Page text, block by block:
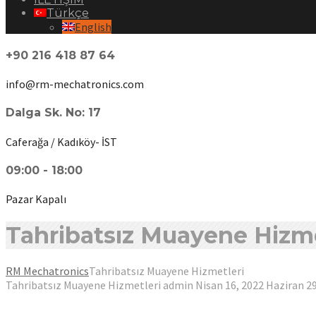
Türkçe
English
+90 216 418 87 64
info@rm-mechatronics.com
Dalga Sk. No: 17
Caferağa / Kadıköy- İST
09:00 - 18:00
Pazar Kapalı
Tahribatsız Muayene
RM MechatronicsTahribatsız Muayene Hizmetleri
Tahribatsız Muayene Hizmetleri admin Nisan 16, 2022 Haziran